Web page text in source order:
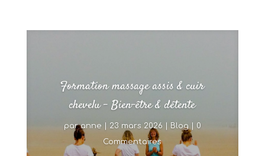
Formation massage assis & cuir
chevelu – Bien-être & détente
paranne 23 mars 2026 Blog| 0
Commentaires